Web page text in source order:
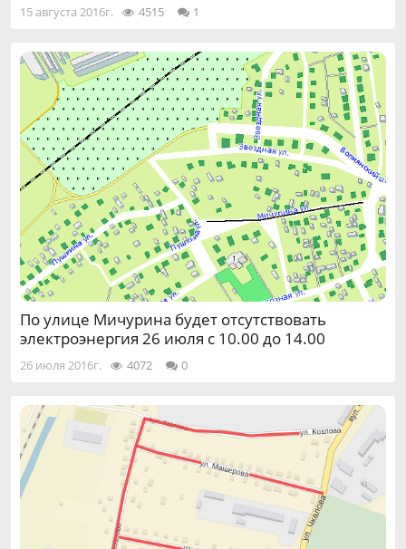
15 августа 2016г. 4515 1
По улице Мичурина будет отсутствовать
электроэнергия 26 июля с 10.00 до 14.00
26 июля 2016г. 4072 0